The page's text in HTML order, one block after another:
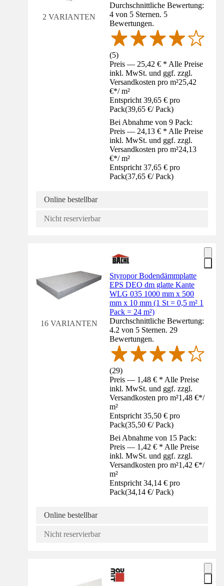
2 VARIANTEN
Durchschnittliche Bewertung:
4 von 5 Sternen. 5
Bewertungen.
(5)
Preis — 25,42 € * Alle Preise
inkl. MwSt. und ggf. zzgl.
Versandkosten pro m²25,42
€*/ m²
Entspricht 39,65 € pro
Pack(39,65 €/ Pack)
Bei Abnahme von 9 Pack:
Preis — 24,13 € * Alle Preise
inkl. MwSt. und ggf. zzgl.
Versandkosten pro m²24,13
€*/ m²
Entspricht 37,65 € pro
Pack(37,65 €/ Pack)
Online bestellbar
Nicht reservierbar
16 VARIANTEN
Styropor Bodendämmplatte
EPS DEO dm glatte Kante
WLG 035 1000 mm x 500
mm x 10 mm (1 St = 0,5 m² 1
Pack = 24 m²)
Durchschnittliche Bewertung:
4.2 von 5 Sternen. 29
Bewertungen.
(29)
Preis — 1,48 € * Alle Preise
inkl. MwSt. und ggf. zzgl.
Versandkosten pro m²1,48 €*/
m²
Entspricht 35,50 € pro
Pack(35,50 €/ Pack)
Bei Abnahme von 15 Pack:
Preis — 1,42 € * Alle Preise
inkl. MwSt. und ggf. zzgl.
Versandkosten pro m²1,42 €*/
m²
Entspricht 34,14 € pro
Pack(34,14 €/ Pack)
Online bestellbar
Nicht reservierbar